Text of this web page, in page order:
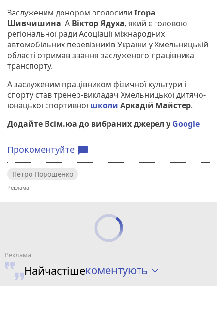
Заслуженим донором оголосили Ігора
Шивчишина. А Віктор Ядуха, який є головою
регіональної ради Асоціації міжнародних
автомобільних перевізників України у Хмельницькій
області отримав звання заслуженого працівника
транспорту.
А заслуженим працівником фізичної культури і
спорту став тренер-викладач Хмельницької дитячо-
юнацької спортивноїшколи Аркадій Майстер.
Додайте Всім.юа до вибраних джерел у Google
Прокоментуйте chat_bubble
Петро Порошенко
Найчастішекоментують